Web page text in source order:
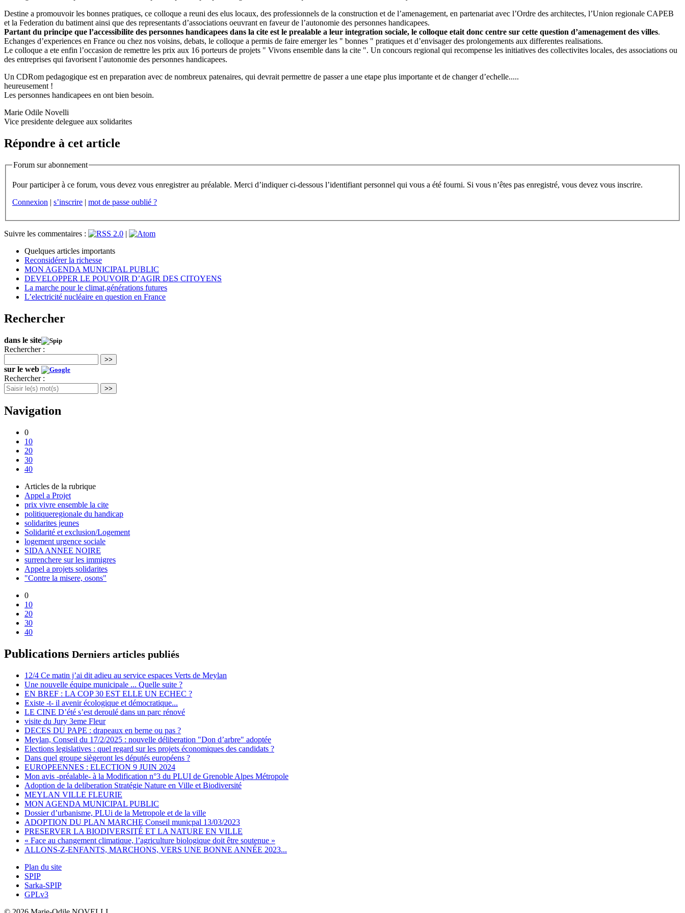
Destine a promouvoir les bonnes pratiques, ce colloque a reuni des elus locaux, des professionnels de la construction et de l’amenagement, en partenariat avec l’Ordre des architectes, l’Union regionale CAPEB
et la Federation du batiment ainsi que des representants d’associations oeuvrant en faveur de l’autonomie des personnes handicapees.
Partant du principe que l’accessibilite des personnes handicapees dans la cite est le prealable a leur integration sociale, le colloque etait donc centre sur cette question d’amenagement des villes.
Echanges d’experiences en France ou chez nos voisins, debats, le colloque a permis de faire emerger les " bonnes " pratiques et d’envisager des prolongements aux differentes realisations.
Le colloque a ete enfin l’occasion de remettre les prix aux 16 porteurs de projets " Vivons ensemble dans la cite ". Un concours regional qui recompense les initiatives des collectivites locales, des associations ou
des entreprises qui favorisent l’autonomie des personnes handicapees.
Un CDRom pedagogique est en preparation avec de nombreux patenaires, qui devrait permettre de passer a une etape plus importante et de changer d’echelle.....
heureusement !
Les personnes handicapees en ont bien besoin.
Marie Odile Novelli
Vice presidente deleguee aux solidarites
Répondre à cet article
Forum sur abonnement
Pour participer à ce forum, vous devez vous enregistrer au préalable. Merci d’indiquer ci-dessous l’identifiant personnel qui vous a été fourni. Si vous n’êtes pas enregistré, vous devez vous inscrire.
Connexion | s’inscrire | mot de passe oublié ?
Suivre les commentaires :
|
Quelques articles importants
Reconsidérer la richesse
MON AGENDA MUNICIPAL PUBLIC
DEVELOPPER LE POUVOIR D’AGIR DES CITOYENS
La marche pour le climat,générations futures
L’electricité nucléaire en question en France
Rechercher
dans le site
Rechercher :
>>
sur le web
Rechercher :
>>
Navigation
0
10
20
30
40
Articles de la rubrique
Appel a Projet
prix vivre ensemble la cite
politiqueregionale du handicap
solidarites jeunes
Solidarité et exclusion/Logement
logement urgence sociale
SIDA ANNEE NOIRE
surrenchere sur les immigres
Appel a projets solidarites
"Contre la misere, osons"
0
10
20
30
40
Publications Derniers articles publiés
12/4 Ce matin j’ai dit adieu au service espaces Verts de Meylan
Une nouvelle équipe municipale ... Quelle suite ?
EN BREF : LA COP 30 EST ELLE UN ECHEC ?
Existe -t- il avenir écologique et démocratique...
LE CINE D’été s’est deroulé dans un parc rénové
visite du Jury 3eme Fleur
DECES DU PAPE : drapeaux en berne ou pas ?
Meylan, Conseil du 17/2/2025 : nouvelle déliberation "Don d’arbre" adoptée
Elections legislatives : quel regard sur les projets économiques des candidats ?
Dans quel groupe siègeront les députés européens ?
EUROPEENNES : ELECTION 9 JUIN 2024
Mon avis -préalable- à la Modification n°3 du PLUI de Grenoble Alpes Métropole
Adoption de la deliberation Stratégie Nature en Ville et Biodiversité
MEYLAN VILLE FLEURIE
MON AGENDA MUNICIPAL PUBLIC
Dossier d’urbanisme, PLUi de la Metropole et de la ville
ADOPTION DU PLAN MARCHE Conseil municpal 13/03/2023
PRESERVER LA BIODIVERSITÉ ET LA NATURE EN VILLE
« Face au changement climatique, l’agriculture biologique doit être soutenue »
ALLONS-Z-ENFANTS, MARCHONS, VERS UNE BONNE ANNÉE 2023...
Plan du site
SPIP
Sarka-SPIP
GPLv3